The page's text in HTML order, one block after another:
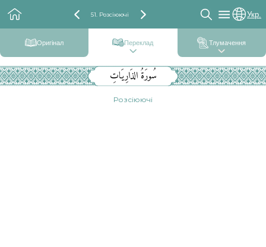
51. Розсіюючі Укр.
Оригінал Переклад Тлумачення
سُورَةُ الذَارِيَاتِ
Розсіюючі